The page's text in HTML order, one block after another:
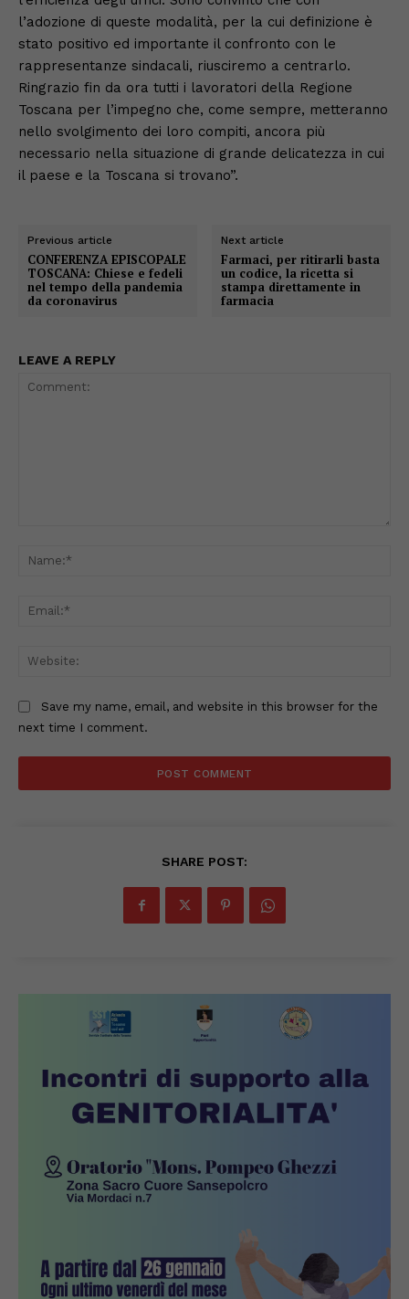
l’adozione di queste modalità, per la cui definizione è
stato positivo ed importante il confronto con le
rappresentanze sindacali, riusciremo a centrarlo.
Ringrazio fin da ora tutti i lavoratori della Regione
Toscana per l’impegno che, come sempre, metteranno
nello svolgimento dei loro compiti, ancora più
necessario nella situazione di grande delicatezza in cui
il paese e la Toscana si trovano”.
Previous article
CONFERENZA EPISCOPALE
TOSCANA: Chiese e fedeli
nel tempo della pandemia
da coronavirus
Next article
Farmaci, per ritirarli basta
un codice, la ricetta si
stampa direttamente in
farmacia
LEAVE A REPLY
Save my name, email, and website in this browser for the
next time I comment.
SHARE POST: